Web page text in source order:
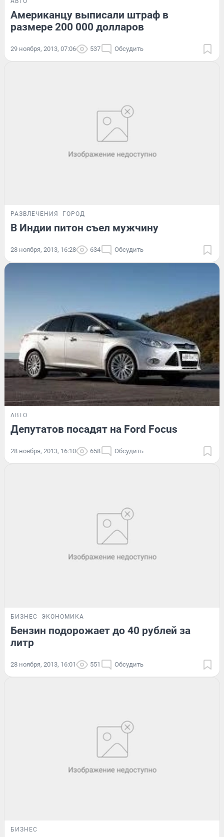
Американцу выписали штраф в
размере 200 000 долларов
29 ноября, 2013, 07:06 537 Обсудить
РАЗВЛЕЧЕНИЯ ГОРОД
В Индии питон съел мужчину
28 ноября, 2013, 16:28 634 Обсудить
АВТО
Депутатов посадят на Ford Focus
28 ноября, 2013, 16:10 658 Обсудить
БИЗНЕС ЭКОНОМИКА
Бензин подорожает до 40 рублей за
литр
28 ноября, 2013, 16:01 551 Обсудить
БИЗНЕС